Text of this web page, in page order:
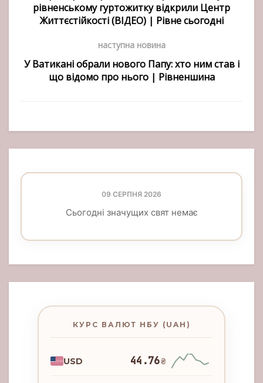
рівненському гуртожитку відкрили Центр
Життєстійкості (ВІДЕО) | Рівне сьогодні
наступна новина
У Ватикані обрали нового Папу: хто ним став і
що відомо про нього | Рівненшина
09 СЕРПНЯ 2026
Сьогодні значущих свят немає
КУРС ВАЛЮТ НБУ (UAH)
USD 44.76₴